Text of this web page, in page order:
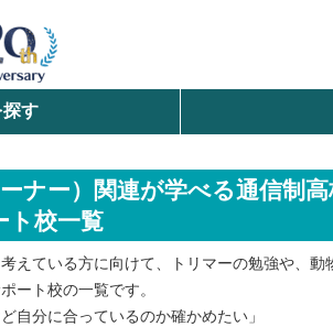
エリアを選択して探す
す
ナー）関連が学べる通信制
ト校一覧
えている方に向けて、トリマーの勉強や、動
ート校の一覧です。
自分に合っているのか確かめたい」